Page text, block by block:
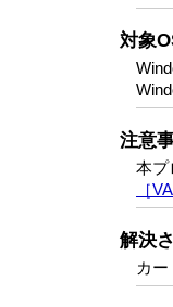
対象
注意
本プ
［
解決
カ